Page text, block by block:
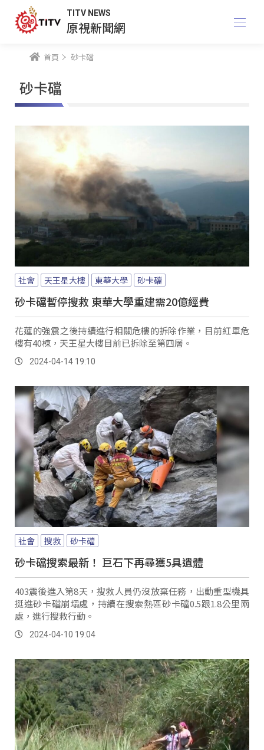
TITV NEWS
原視新聞網
首頁 砂卡礑
砂卡礑
社會 天王星大樓 東華大學 砂卡礑
砂卡礑暫停搜救 東華大學重建需20億經費
花蓮的強震之後持續進行相關危樓的拆除作業，目前紅單危
樓有40棟，天王星大樓目前已拆除至第四層。
2024-04-14 19:10
社會 搜救 砂卡礑
砂卡礑搜索最新！ 巨石下再尋獲5具遺體
403震後進入第8天，搜救人員仍沒放棄任務，出動重型機具
挺進砂卡礑崩塌處，持續在搜索熱區砂卡礑0.5跟1.8公里兩
處，進行搜救行動。
2024-04-10 19:04